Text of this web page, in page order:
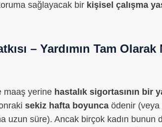
sağlayacak bir kişisel çalışma
– Yardımın Tam Olarak
maaş yerine hastalık sigortasının bir
sekiz hafta boyunca ödenir (veya
uzun süre). Ancak birçok kadın bunun